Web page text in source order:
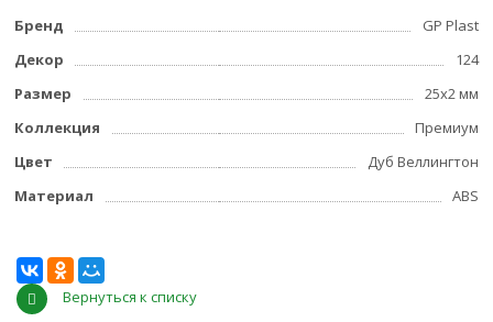
Бренд
GP Plast
Декор
124
Размер
25x2 мм
Коллекция
Премиум
Цвет
Дуб Веллингтон
Материал
ABS
Вернуться к списку